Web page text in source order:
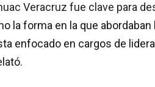
Veracruz fue clave para
la forma en la que
enfocado en cargos de